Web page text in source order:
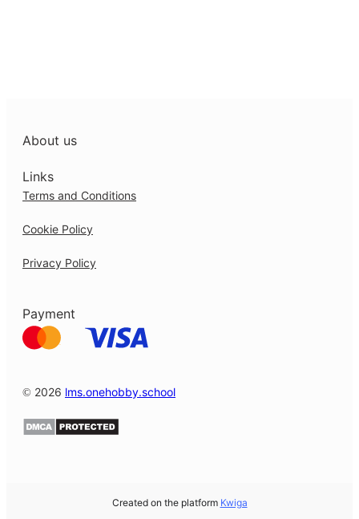
About us
Links
Terms and Conditions
Cookie Policy
Privacy Policy
Payment
© 2026 lms.onehobby.school
Created on the platform Kwiga